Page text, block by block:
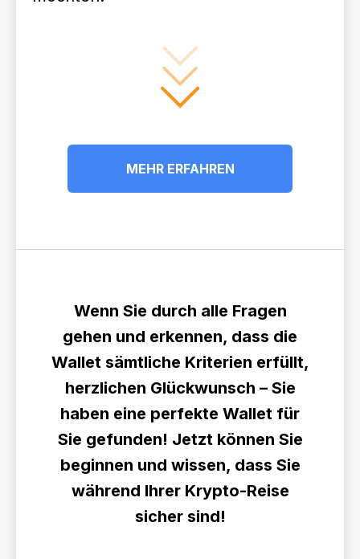
MEHR ERFAHREN
Wenn Sie durch alle Fragen
gehen und erkennen, dass die
Wallet sämtliche Kriterien erfüllt,
herzlichen Glückwunsch – Sie
haben eine perfekte Wallet für
Sie gefunden! Jetzt können Sie
beginnen und wissen, dass Sie
während Ihrer Krypto-Reise
sicher sind!